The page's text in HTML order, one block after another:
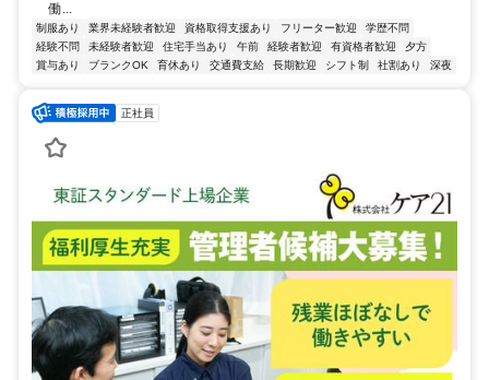
働...
制服あり 業界未経験者歓迎 資格取得支援あり フリーター歓迎
学歴不問
経験不問
未経験者歓迎 住宅手当あり 午前 経験者歓迎 有資格者歓迎
夕方
賞与あり
ブランクOK 育休あり 交通費支給 長期歓迎 シフト制 社割あり 深夜
正社員